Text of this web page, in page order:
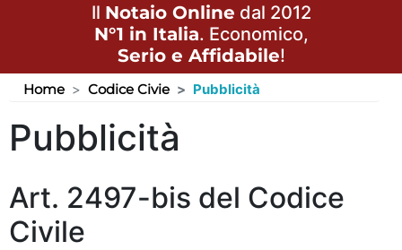
Il Notaio Online dal 2012
N°1 in Italia. Economico,
Serio e Affidabile!
Home Codice Civie Pubblicità
Pubblicità
Art. 2497-bis del Codice
Civile